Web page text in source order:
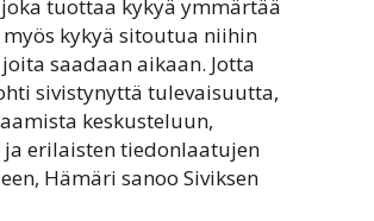
tuottaa kykyä ymmärtää
kykyä sitoutua niihin
saadaan aikaan. Jotta
sivistynyttä tulevaisuutta,
keskusteluun,
ja erilaisten tiedonlaatujen
Hämäri sanoo Siviksen